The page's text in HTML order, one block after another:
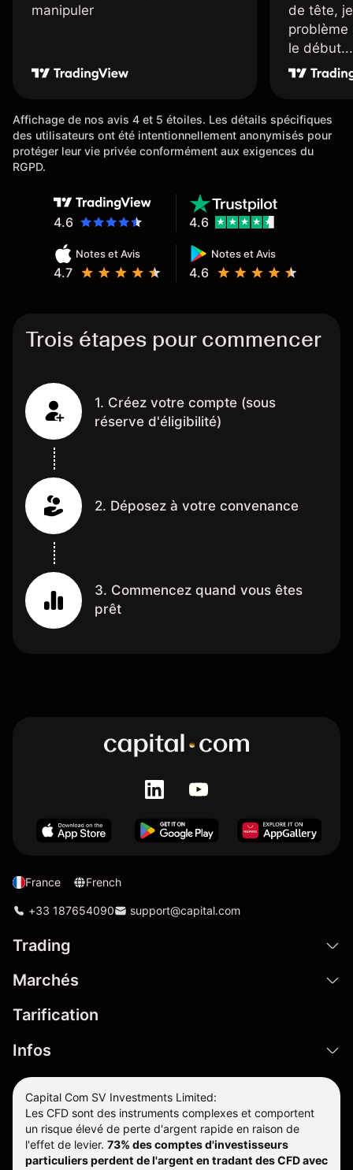
manipuler
de tête,
problème
le début...
Affichage de nos avis 4 et 5 étoiles. Les détails spécifiques
des utilisateurs ont été intentionnellement anonymisés pour
protéger leur vie privée conformément aux exigences du
RGPD.
4.6
Notes et Avis
4.7
Notes et Avis
4.6
4.6
Trois étapes pour commencer
1. Créez votre compte (sous
réserve d'éligibilité)
2. Déposez à votre convenance
3. Commencez quand vous êtes
prêt
France French
+33 187654090 support@capital.com
Trading
Marchés
Tarification
Infos
Capital Com SV Investments Limited:
Les CFD sont des instruments complexes et comportent
un risque élevé de perte d'argent rapide en raison de
l'effet de levier. 73% des comptes d'investisseurs
particuliers perdent de l'argent en tradant des CFD avec